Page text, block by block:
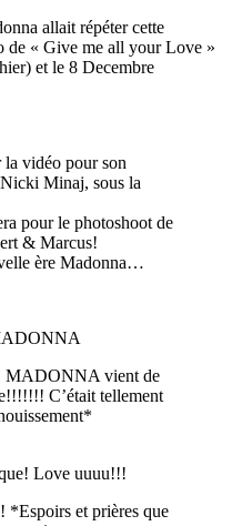
allait répéter cette
de « Give me all your Love »
et le 8 Decembre
vidéo pour son
Minaj, sous la
pour le photoshoot de
& Marcus!
ère Madonna…
MADONNA vient de
C’était tellement
Love uuuu!!!
*Espoirs et prières que